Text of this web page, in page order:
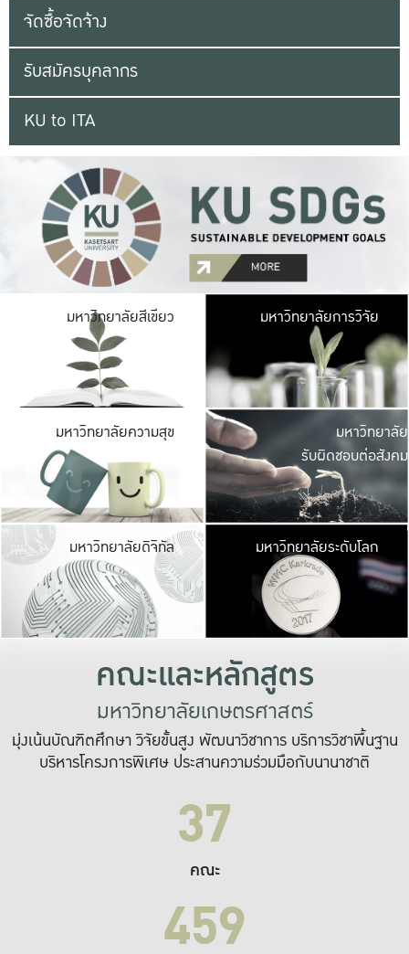
จัดซื้อจัดจ้าง
รับสมัครบุคลากร
KU to ITA
มหาวิทยาลัยสีเขียว มหาวิ
มีพื้นที่เขียวสดใส
เป็นป่าในเมือง เกษต
มหาวิทยาลัยการวิจัย
มหาวิทยาลัยความสุข มหาวิ
ค
เปิดประ
และพบเรื่องราวใ
มหาวิทยาลัย
รับผิดชอบต่อสังคม
มหาวิทยาลัยดิจิทัล มหาวิ
เปลี่ยนแปลง แล
เพื่อทำง
ระบบสารสนเทศ
มหาวิทยาลัยระดับโลก
คณะและหลักสูตร
มหาวิทยาลัยเกษตรศาสตร์
มุ่งเน้นบัณฑิตศึกษา วิจัยขั้นสูง พัฒนาวิชาการ บริการวิชาพื้นฐาน
บริหารโครงการพิเศษ ประสานความร่วมมือกับนานาชาติ
37
คณะ
459